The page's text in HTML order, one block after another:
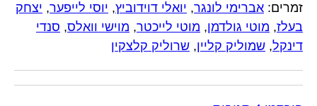
זמרים: אברימי לונגר, יואלי דוידוביץ, יוסי לייפער, יצחק
בעלז, מוטי גולדמן, מוטי לייכטר, מוישי וואלס, סנדי
דינקל, שמוליק קליין, שרוליק קלצקין